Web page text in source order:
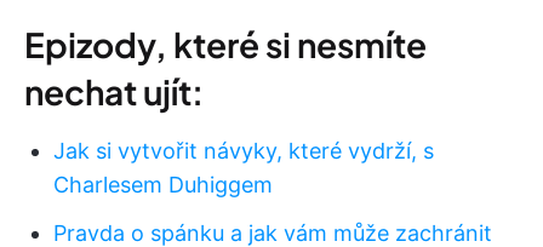
Epizody, které si nesmíte
nechat ujít:
Jak si vytvořit návyky, které vydrží, s
Charlesem Duhiggem
Pravda o spánku a jak vám může zachránit